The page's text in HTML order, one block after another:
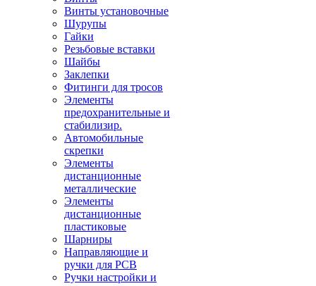
Винты установочные
Шурупы
Гайки
Резьбовые вставки
Шайбы
Заклепки
Фитинги для тросов
Элементы
предохранительные и
стабилизир.
Автомобильные
скрепки
Элементы
дистанционные
металлические
Элементы
дистанционные
пластиковые
Шарниры
Направляющие и
ручки для PCB
Ручки настройки и